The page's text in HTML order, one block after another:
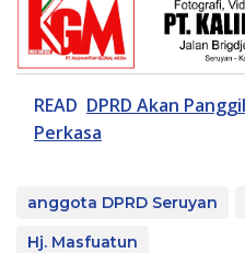
READ DPRD Akan
Perkasa
anggota DPRD Seruyan
Hj. Masfuatun